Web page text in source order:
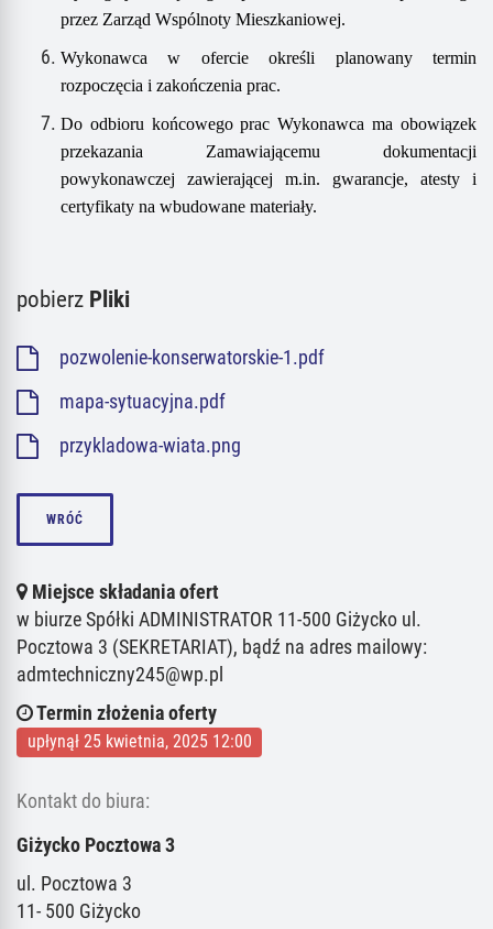
przez Zarząd Wspólnoty Mieszkaniowej.
Wykonawca w ofercie określi planowany termin
rozpoczęcia i zakończenia prac.
Do odbioru końcowego prac Wykonawca ma obowiązek
przekazania Zamawiającemu dokumentacji
powykonawczej zawierającej m.in. gwarancje, atesty i
certyfikaty na wbudowane materiały.
pobierz Pliki
pozwolenie-konserwatorskie-1.pdf
mapa-sytuacyjna.pdf
przykladowa-wiata.png
WRÓĆ
Miejsce składania ofert
w biurze Spółki ADMINISTRATOR 11-500 Giżycko ul.
Pocztowa 3 (SEKRETARIAT), bądź na adres mailowy:
admtechniczny245@wp.pl
Termin złożenia oferty
upłynął 25 kwietnia, 2025 12:00
Kontakt do biura:
Giżycko Pocztowa 3
ul. Pocztowa 3
11- 500 Giżycko